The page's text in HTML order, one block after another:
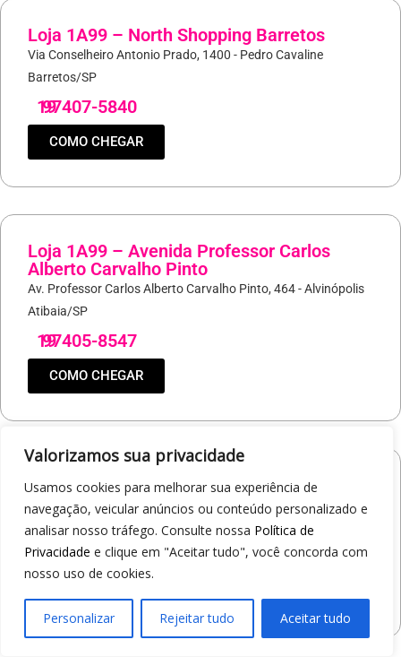
Valorizamos sua privacidade
Usamos cookies para melhorar sua experiência de
navegação, veicular anúncios ou conteúdo personalizado e
analisar nosso tráfego. Consulte nossa Política de
Privacidade e clique em "Aceitar tudo", você concorda com
nosso uso de cookies.
Personalizar Rejeitar tudo Aceitar tudo
Loja 1A99 – North Shopping Barretos
Via Conselheiro Antonio Prado, 1400 - Pedro Cavaline
Barretos/SP
19
97407-5840
COMO CHEGAR
Loja 1A99 – Avenida Professor Carlos
Alberto Carvalho Pinto
Av. Professor Carlos Alberto Carvalho Pinto, 464 - Alvinópolis
Atibaia/SP
19
97405-8547
COMO CHEGAR
Loja 1A99 – Shopping Praça Nova
Av. Carlos Pereira da Silva, 6000 - Jardim Guanabara
Araçatuba/SP
19
97414-5412